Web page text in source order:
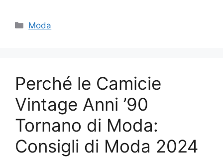
Categories
Moda
Perché le Camicie
Vintage Anni ’90
Tornano di Moda:
Consigli di Moda 2024